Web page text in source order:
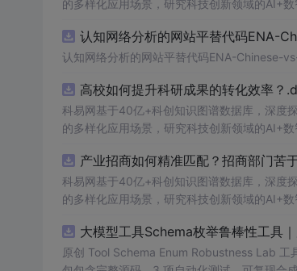
的多样化应用场景，研究科技创新领域的AI+
认知网络分析的网站平替代码ENA-
认知网络分析的网站平替代码ENA-Chinese-
高校如何提升科研成果的转化效率？
科易网基于40亿+科创知识图谱数据库，深度
的多样化应用场景，研究科技创新领域的AI+
产业招商如何精准匹配？招商部门苦
科易网基于40亿+科创知识图谱数据库，深度
的多样化应用场景，研究科技创新领域的AI+
大模型工具Schema枚举鲁棒性工具
原创 Tool Schema Enum Robustness Lab 工